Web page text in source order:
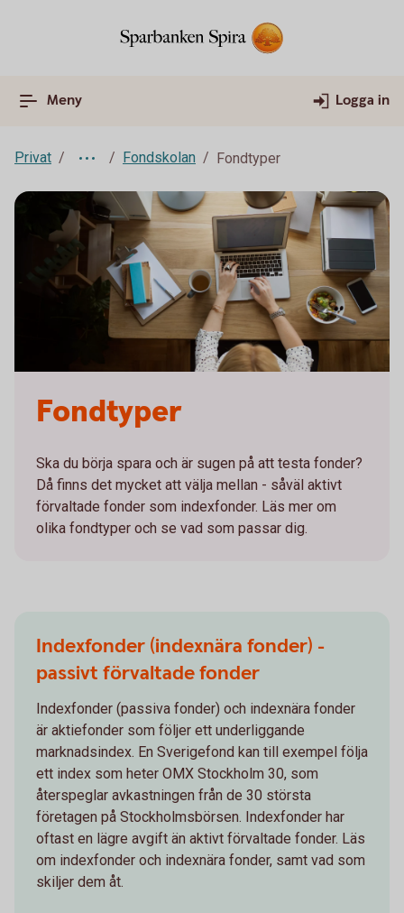
Meny Logga in
Privat Fondskolan Fondtyper
Fondtyper
Ska du börja spara och är sugen på att testa fonder?
Då finns det mycket att välja mellan - såväl aktivt
förvaltade fonder som indexfonder. Läs mer om
olika fondtyper och se vad som passar dig.
Indexfonder (indexnära fonder) -
passivt förvaltade fonder
Indexfonder (passiva fonder) och indexnära fonder
är aktiefonder som följer ett underliggande
marknadsindex. En Sverigefond kan till exempel följa
ett index som heter OMX Stockholm 30, som
återspeglar avkastningen från de 30 största
företagen på Stockholmsbörsen. Indexfonder har
oftast en lägre avgift än aktivt förvaltade fonder. Läs
om indexfonder och indexnära fonder, samt vad som
skiljer dem åt.